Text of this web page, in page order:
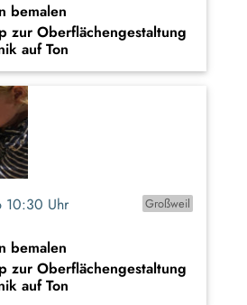
bemalen
zur Oberflächengestaltung
auf Ton
10:30 Uhr
Großweil
bemalen
zur Oberflächengestaltung
auf Ton